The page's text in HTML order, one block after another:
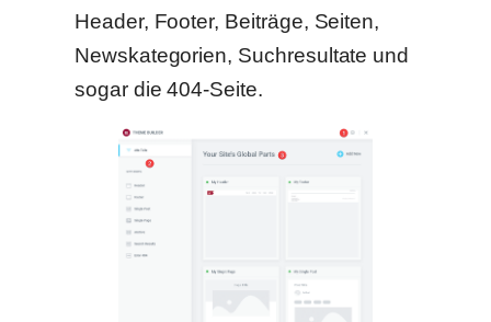
Header, Footer, Beiträge, Seiten,
Newskategorien, Suchresultate und
sogar die 404-Seite.